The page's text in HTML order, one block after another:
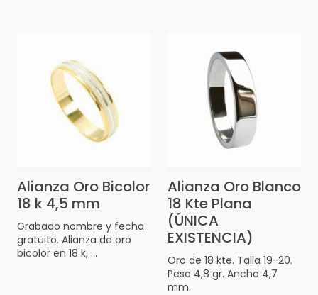
Alianza Oro Bicolor
18 k 4,5 mm
Grabado nombre y fecha
gratuito. Alianza de oro
bicolor en 18 k, ...
Alianza Oro Blanco
18 Kte Plana
(ÚNICA
EXISTENCIA)
Oro de 18 kte. Talla 19-20.
Peso 4,8 gr. Ancho 4,7
mm.